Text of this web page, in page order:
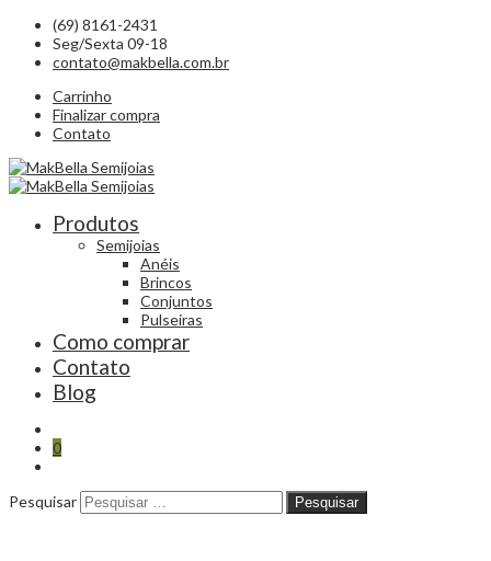
(69) 8161-2431
Seg/Sexta 09-18
contato@makbella.com.br
Carrinho
Finalizar compra
Contato
Produtos
Semijoias
Anéis
Brincos
Conjuntos
Pulseiras
Como comprar
Contato
Blog
0
Pesquisar Pesquisar